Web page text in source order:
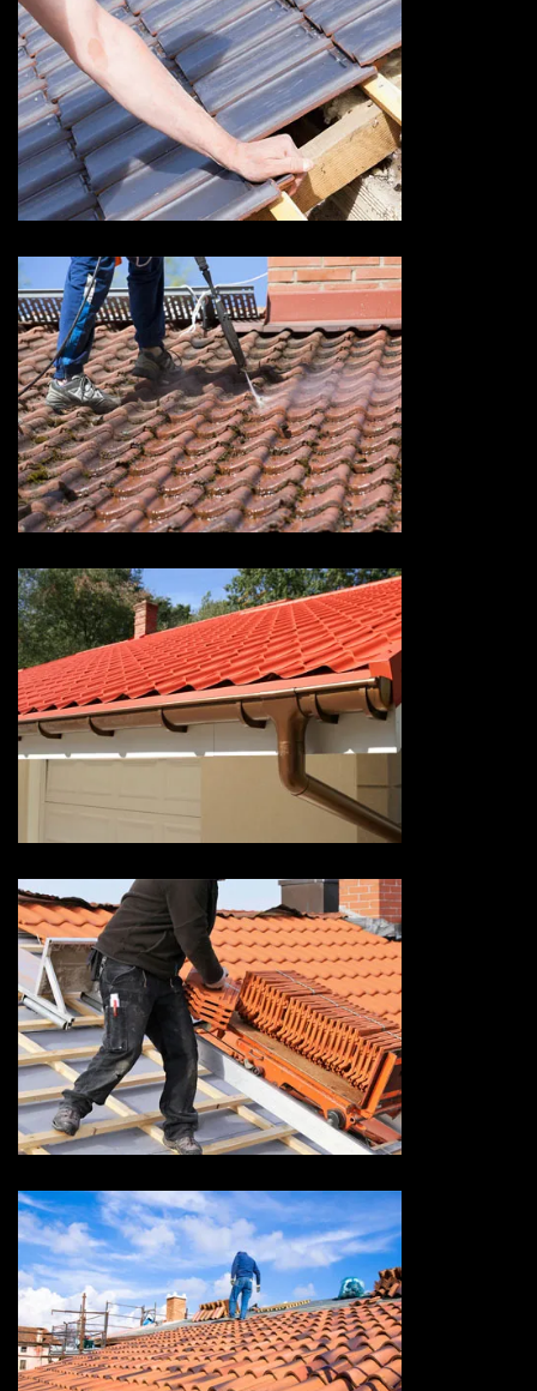
Devis fuite de toiture 73
Savoie
Devis nettoyage de toiture 73
Savoie
Devis pose de gouttière 73
Devis réparation de toiture 73
Savoie